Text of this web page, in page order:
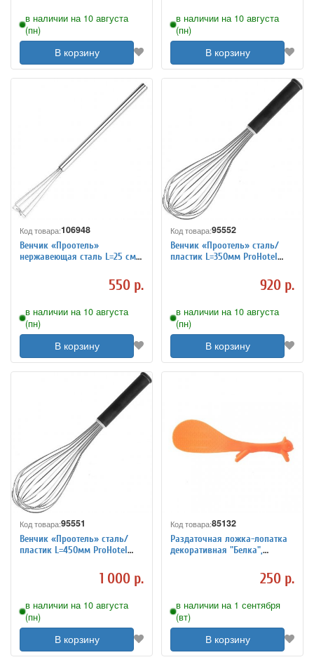
в наличии на 10 августа
(пн)
В корзину
в наличии на 10 августа
(пн)
В корзину
Код товара:106948
Венчик «Проотель»
нержавеющая сталь L=25 см
550 р.
в наличии на 10 августа
(пн)
В корзину
Код товара:95552
Венчик «Проотель» сталь/
пластик L=350мм ProHotel
920 р.
в наличии на 10 августа
(пн)
В корзину
Код товара:95551
Венчик «Проотель» сталь/
пластик L=450мм ProHotel
1 000 р.
в наличии на 10 августа
(пн)
В корзину
Код товара:85132
Раздаточная ложка-лопатка
декоративная "Белка",
250 р.
в наличии на 1 сентября
(вт)
В корзину